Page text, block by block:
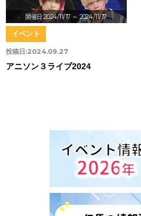
開催日:2024/11/17 ～ 2024/11/17
投稿日:2024.09.27
イベント
アニソン３ライブ2024